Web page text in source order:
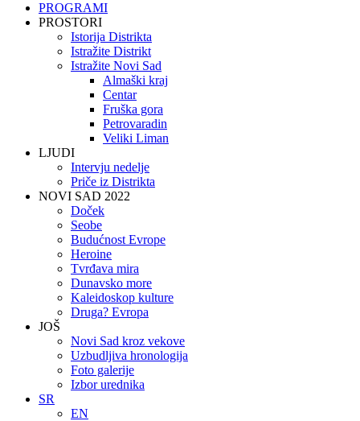
PROGRAMI
PROSTORI
Istorija Distrikta
Istražite Distrikt
Istražite Novi Sad
Almaški kraj
Centar
Fruška gora
Petrovaradin
Veliki Liman
LJUDI
Intervju nedelje
Priče iz Distrikta
NOVI SAD 2022
Doček
Seobe
Budućnost Evrope
Heroine
Tvrđava mira
Dunavsko more
Kaleidoskop kulture
Druga? Evropa
JOŠ
Novi Sad kroz vekove
Uzbudljiva hronologija
Foto galerije
Izbor urednika
SR
EN